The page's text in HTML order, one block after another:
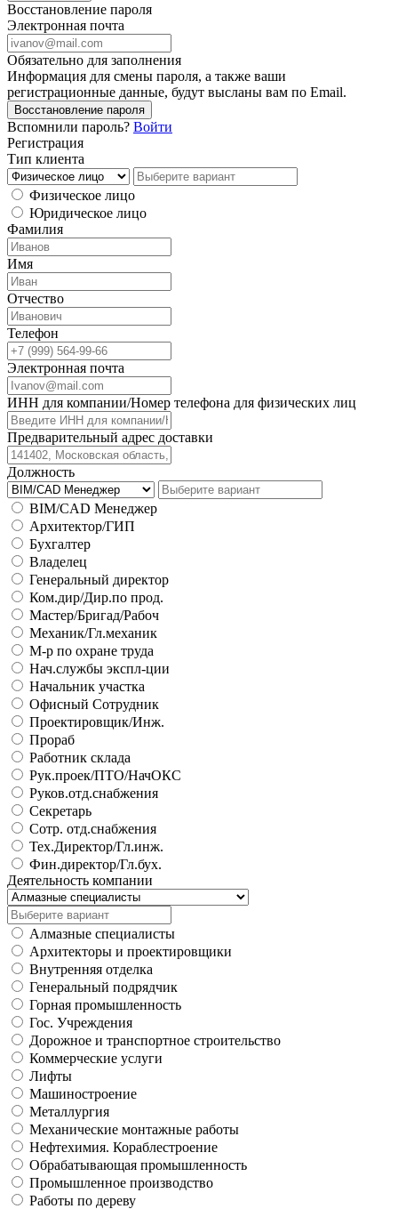
Восстановление пароля
Электронная почта
Обязательно для заполнения
Информация для смены пароля, а также ваши
регистрационные данные, будут высланы вам по Email.
Восстановление пароля
Вспомнили пароль? Войти
Регистрация
Тип клиента
Физическое лицо
Юридическое лицо
Фамилия
Имя
Отчество
Телефон
Электронная почта
ИНН для компании/Номер телефона для физических лиц
Предварительный адрес доставки
Должность
BIM/CAD Менеджер
Архитектор/ГИП
Бухгалтер
Владелец
Генеральный директор
Ком.дир/Дир.по прод.
Мастер/Бригад/Рабоч
Механик/Гл.механик
М-р по охране труда
Нач.службы экспл-ции
Начальник участка
Офисный Сотрудник
Проектировщик/Инж.
Прораб
Работник склада
Рук.проек/ПТО/НачОКС
Руков.отд.снабжения
Секретарь
Сотр. отд.снабжения
Тех.Директор/Гл.инж.
Фин.директор/Гл.бух.
Деятельность компании
Алмазные специалисты
Архитекторы и проектировщики
Внутренняя отделка
Генеральный подрядчик
Горная промышленность
Гос. Учреждения
Дорожное и транспортное строительство
Коммерческие услуги
Лифты
Машиностроение
Металлургия
Механические монтажные работы
Нефтехимия. Кораблестроение
Обрабатывающая промышленность
Промышленное производство
Работы по дереву